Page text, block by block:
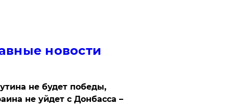
новости
не будет победы,
не уйдет с Донбасса –